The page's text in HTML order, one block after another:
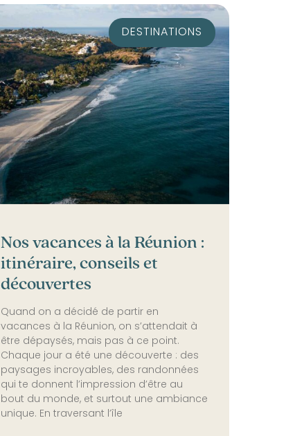
DESTINATIONS
Nos vacances à la Réunion :
itinéraire, conseils et
découvertes
Quand on a décidé de partir en
vacances à la Réunion, on s’attendait à
être dépaysés, mais pas à ce point.
Chaque jour a été une découverte : des
paysages incroyables, des randonnées
qui te donnent l’impression d’être au
bout du monde, et surtout une ambiance
unique. En traversant l’île